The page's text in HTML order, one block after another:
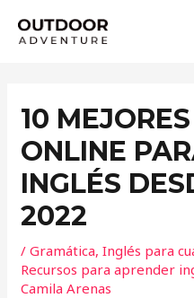
10
ONLINE
INGLÉS
2022
/Gramática,Inglés para
Recursos para aprender
Camila Arenas